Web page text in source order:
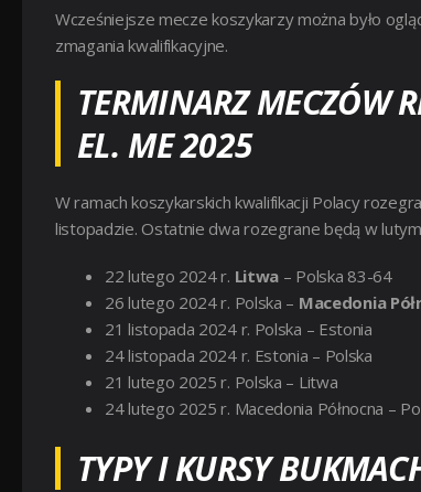
Wcześniejsze mecze koszykarzy można było
zmagania kwalifikacyjne.
TERMINARZ MECZÓW
EL. ME 2025
W ramach koszykarskich kwalifikacji Polacy
listopadzie. Ostatnie dwa rozegrane będą w
22 lutego 2024 r. Litwa – Polska 83-64
26 lutego 2024 r. Polska – Macedonia
21 listopada 2024 r. Polska – Estonia
24 listopada 2024 r. Estonia – Polska
21 lutego 2025 r. Polska – Litwa
24 lutego 2025 r. Macedonia Północna –
TYPY I KURSY